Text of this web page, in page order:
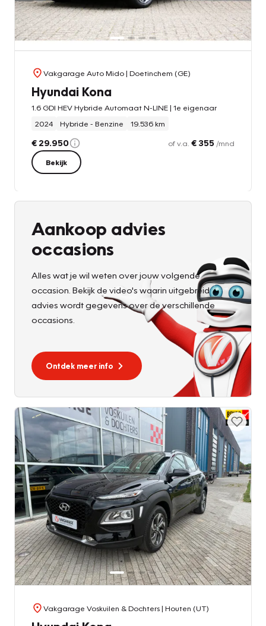
Vakgarage Auto Mido| Doetinchem (GE)
Hyundai Kona
1.6 GDI HEV Hybride Automaat N-LINE | 1e eigenaar
2024
Hybride - Benzine 19.536 km
€ 29.950 of v.a. € 355 /mnd
Bekijk
Aankoop advies
occasions
Alles wat je wil weten over jouw volgende
occasion. Bekijk de video's waarin uitgebreid
advies wordt gegevens over de verschillende
occasions.
Ontdek meer info
Vakgarage Voskuilen & Dochters| Houten (UT)